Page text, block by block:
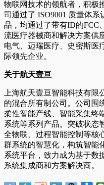
物联网技术的领航者，积极
司通过了 ISO9001 质量体
品，均通过了带有ID的FCC
流医疗器械商和解决方案供
电气、迈瑞医疗、史密斯医
际领先企业。
关于航天壹亘
上海航天壹亘智能科技有
的混合所有制公司。公司围
柔性智能产线、智能采集终
系统等系列产品。突破状态
全物联、过程智能控制等核
群系统的智慧化，构筑智能
系统平台，致力成为基于数
系统集成商和方案解决商。